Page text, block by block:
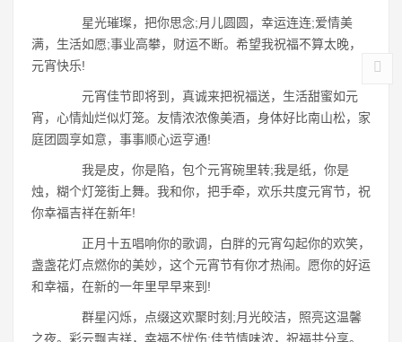
星光璀璨，把你思念;月儿圆圆，幸运连连;爱情美
满，生活如愿;事业高攀，财运不断。希望我祝福不算太晚，
元宵快乐!
元宵佳节即将到，真诚来把祝福送，生活甜蜜如元
宵，心情灿烂似灯笼。友情浓浓像美酒，身体好比南山松，家
庭团圆享如意，事事顺心运亨通!
我是皮，你是陷，包个元宵碗里转;我是纸，你是
烛，糊个灯笼街上舞。我和你，把手牵，欢乐共度元宵节，祝
你幸福吉祥在新年!
正月十五唱响你的歌调，白胖的元宵勾起你的欢笑，
盏盏花灯点燃你的美妙，这个元宵节有你才热闹。愿你的好运
和幸福，在新的一年里早早来到!
群星闪烁，点缀这欢聚时刻;月光皎洁，照亮这温馨
之夜。彩云飘吉祥，幸福不忧伤;佳节情味浓，祝福共分享。